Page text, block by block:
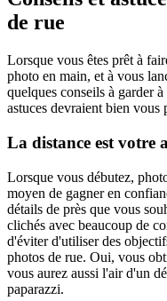
de rue
Lorsque vous êtes prêt à
photo en main, et à vous
quelques conseils à garder
astuces devraient bien vous
La distance est votre
Lorsque vous débutez,
moyen de gagner en
détails de près que vous
clichés avec beaucoup de
d'éviter d'utiliser des
photos de rue. Oui, vous
vous aurez aussi l'air d'un
paparazzi.